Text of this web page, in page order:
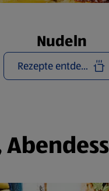
Nudeln
Rezepte entdecken